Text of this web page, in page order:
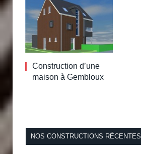
Construction d’une
maison à Gembloux
NOS CONSTRUCTIONS RÉCENTES